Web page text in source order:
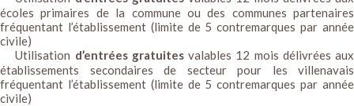
écoles primaires de la commune ou des communes partenaires
fréquentant l’établissement (limite de 5 contremarques par année
civile)
Utilisation d’entrées gratuitesvalables 12 mois délivrées aux
établissements secondaires de secteur pour les villenavais
fréquentant l’établissement (limite de 5 contremarques par année
civile)